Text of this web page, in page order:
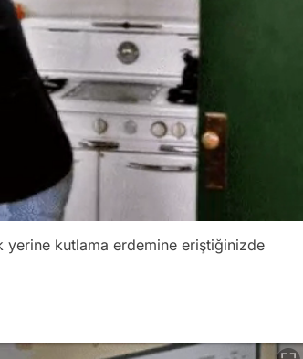
yerine kutlama erdemine eriştiğinizde